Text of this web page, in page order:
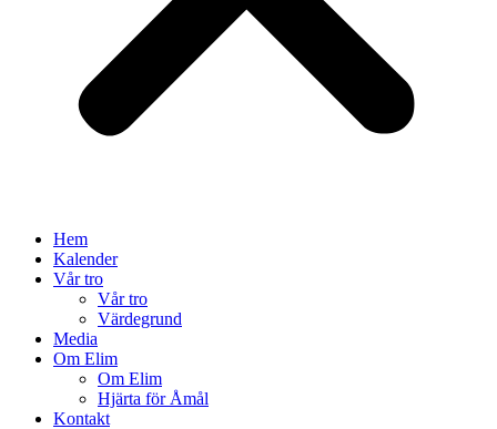
Hem
Kalender
Vår tro
Vår tro
Värdegrund
Media
Om Elim
Om Elim
Hjärta för Åmål
Kontakt